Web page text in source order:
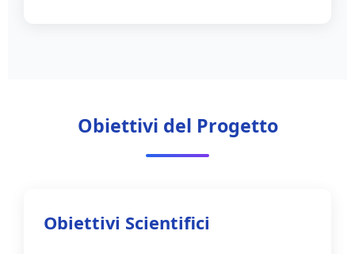
Obiettivi del Progetto
Obiettivi Scientifici